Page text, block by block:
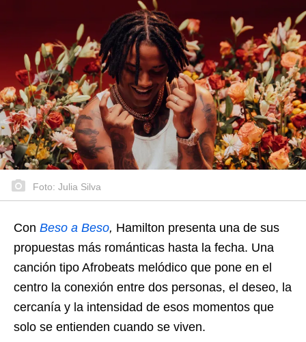
Foto: Julia Silva
Con Beso a Beso, Hamilton presenta una de sus
propuestas más románticas hasta la fecha. Una
canción tipo Afrobeats melódico que pone en el
centro la conexión entre dos personas, el deseo, la
cercanía y la intensidad de esos momentos que
solo se entienden cuando se viven.